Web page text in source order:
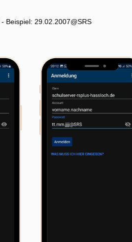
- Beispiel: 29.02.2007@SRS